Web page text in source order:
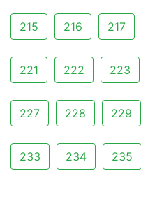
215 216 217
221 222 223
227 228 229
233 234 235